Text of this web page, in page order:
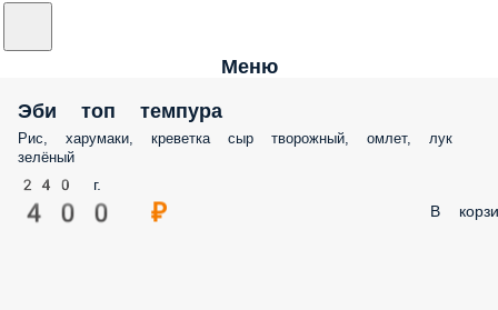
Меню
Эби топ темпура
Рис, харумаки, креветка сыр творожный, омлет, лук
зелёный
240 г.
400 ₽ В